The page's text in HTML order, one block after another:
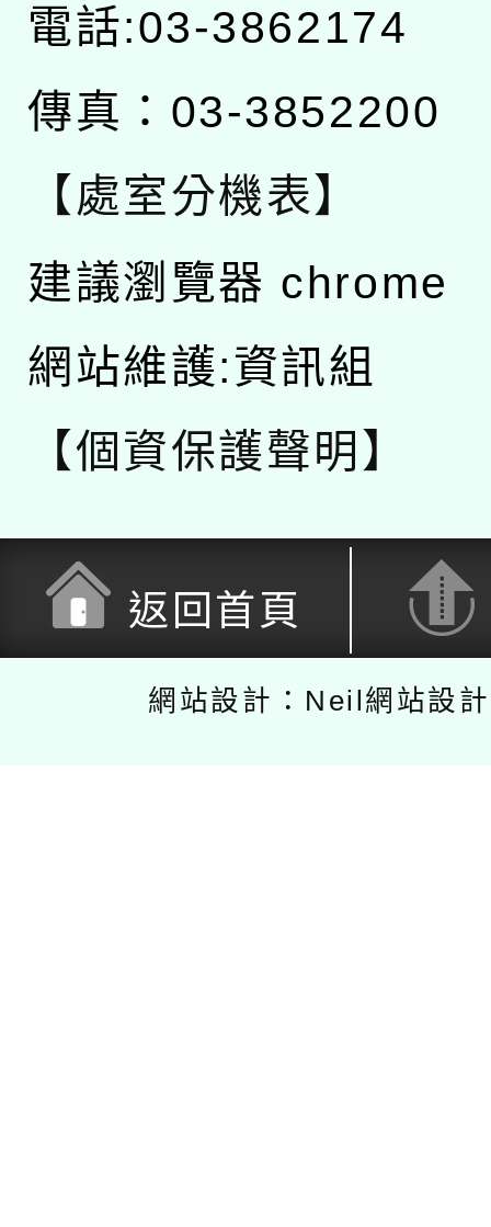
電話:03-3862174
傳真：03-3852200
【處室分機表】
建議瀏覽器 chrome
網站維護:資訊組
【個資保護聲明】
返回首頁
網站設計：Neil網站設